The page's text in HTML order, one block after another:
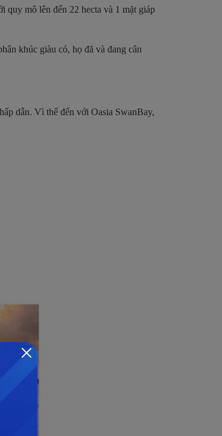
mô lên đến 22 hecta và 1 mặt giáp
khúc giàu có, họ đã và đang cân
dẫn. Vì thế đến với Oasia SwanBay,